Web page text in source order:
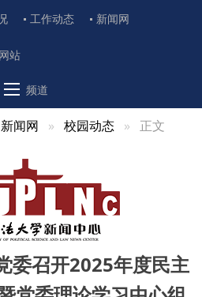
工作动态 新闻网
站
频道
新闻网 校园动态 正文
委召开2025年度民主